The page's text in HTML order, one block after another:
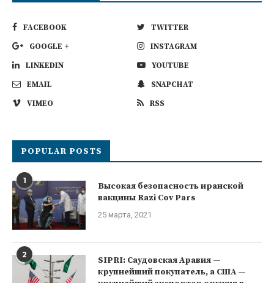
FACEBOOK
TWITTER
GOOGLE +
INSTAGRAM
LINKEDIN
YOUTUBE
EMAIL
SNAPCHAT
VIMEO
RSS
POPULAR POSTS
1
Высокая безопасность иранской
вакцины Razi Cov Pars
25 марта, 2021
2
SIPRI: Саудовская Аравия —
крупнейший покупатель, а США —